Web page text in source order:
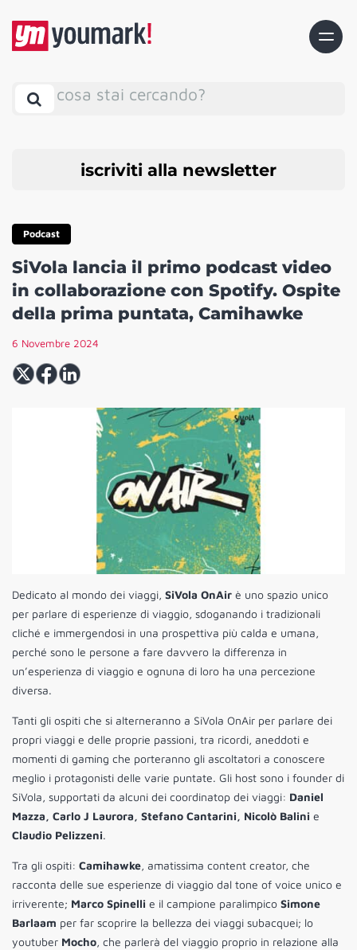
cosa stai cercando?
iscriviti alla newsletter
Podcast
SiVola lancia il primo podcast video
in collaborazione con Spotify. Ospite
della prima puntata, Camihawke
6 Novembre 2024
Dedicato al mondo dei viaggi, SiVola OnAir è uno spazio unico
per parlare di esperienze di viaggio, sdoganando i tradizionali
cliché e immergendosi in una prospettiva più calda e umana,
perché sono le persone a fare davvero la differenza in
un’esperienza di viaggio e ognuna di loro ha una percezione
diversa.
Tanti gli ospiti che si alterneranno a SiVola OnAir per parlare dei
propri viaggi e delle proprie passioni, tra ricordi, aneddoti e
momenti di gaming che porteranno gli ascoltatori a conoscere
meglio i protagonisti delle varie puntate. Gli host sono i founder di
SiVola, supportati da alcuni dei coordinatop dei viaggi: Daniel
Mazza, Carlo J Laurora, Stefano Cantarini, Nicolò Balini e
Claudio Pelizzeni.
Tra gli ospiti: Camihawke, amatissima content creator, che
racconta delle sue esperienze di viaggio dal tone of voice unico e
irriverente; Marco Spinelli e il campione paralimpico Simone
Barlaam per far scoprire la bellezza dei viaggi subacquei; lo
youtuber Mocho, che parlerà del viaggio proprio in relazione alla